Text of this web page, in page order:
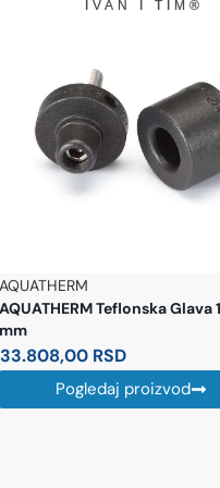
ACO
ACO ShowerDrain C Wave
6.851,00RSD
Pogledaj proizvod